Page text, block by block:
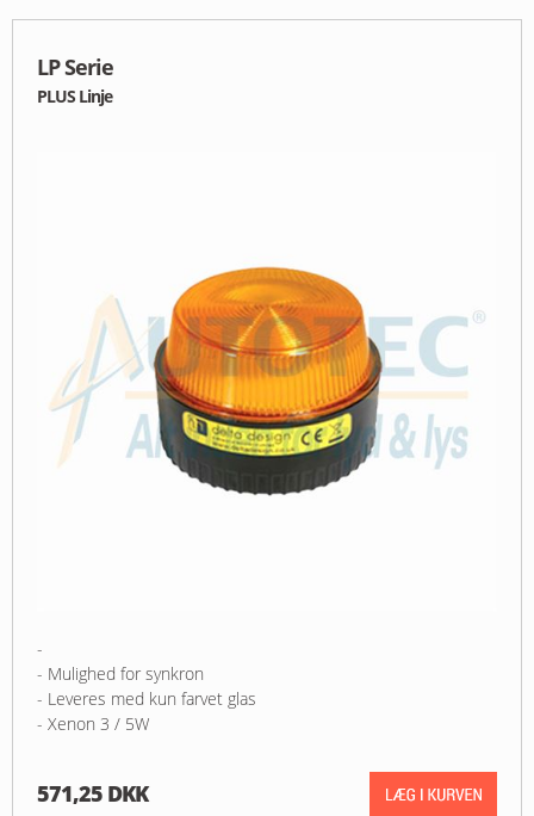
LP Serie
PLUS Linje
-
- Mulighed for synkron
- Leveres med kun farvet glas
- Xenon 3 / 5W
571,25 DKK